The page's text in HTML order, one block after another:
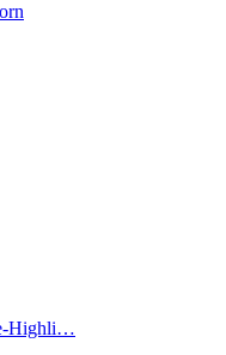
Highli…